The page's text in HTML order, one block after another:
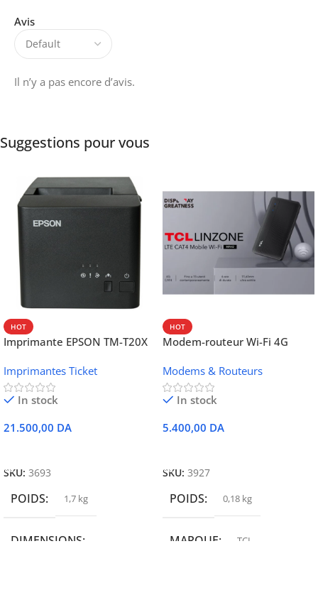
Avis
Il n’y a pas encore d’avis.
Suggestions pour vous
HOT
Imprimante EPSON TM-T20X
Ethernet
Imprimantes Ticket
In stock
21.500,00 DA
SKU: 3693
POIDS 1,7 kg
DIMENSIONS
HOT
Modem-routeur Wi-Fi 4G
Modems & Routeurs
In stock
5.400,00 DA
SKU: 3927
POIDS 0,18 kg
MARQUE TCL